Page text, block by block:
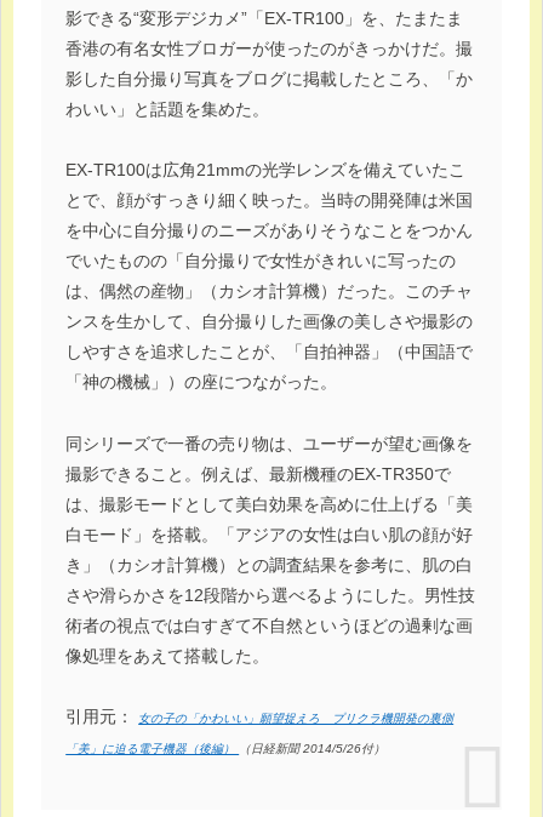
影できる“変形デジカメ”「EX-TR100」を、たまたま
香港の有名女性ブロガーが使ったのがきっかけだ。撮
影した自分撮り写真をブログに掲載したところ、「か
わいい」と話題を集めた。
EX-TR100は広角21mmの光学レンズを備えていたこ
とで、顔がすっきり細く映った。当時の開発陣は米国
を中心に自分撮りのニーズがありそうなことをつかん
でいたものの「自分撮りで女性がきれいに写ったの
は、偶然の産物」（カシオ計算機）だった。このチャ
ンスを生かして、自分撮りした画像の美しさや撮影の
しやすさを追求したことが、「自拍神器」（中国語で
「神の機械」）の座につながった。
同シリーズで一番の売り物は、ユーザーが望む画像を
撮影できること。例えば、最新機種のEX-TR350で
は、撮影モードとして美白効果を高めに仕上げる「美
白モード」を搭載。「アジアの女性は白い肌の顔が好
き」（カシオ計算機）との調査結果を参考に、肌の白
さや滑らかさを12段階から選べるようにした。男性技
術者の視点では白すぎて不自然というほどの過剰な画
像処理をあえて搭載した。
引用元： 女の子の「かわいい」願望捉えろ プリクラ機開発の裏側
「美」に迫る電子機器（後編） （日経新聞 2014/5/26付）